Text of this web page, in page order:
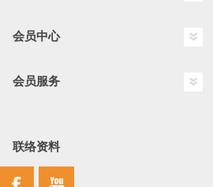
会员中心
会员服务
联络资料